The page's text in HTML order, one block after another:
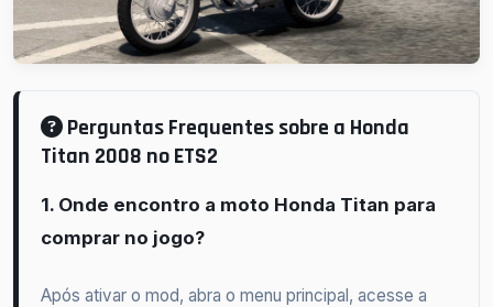
Perguntas Frequentes sobre a Honda
Titan 2008 no ETS2
1. Onde encontro a moto Honda Titan para
comprar no jogo?
Após ativar o mod, abra o menu principal, acesse a